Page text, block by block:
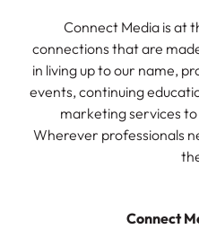
Connect Media is at
connections that are
in living up to our name,
events, continuing
marketing services
Wherever professionals
Connect